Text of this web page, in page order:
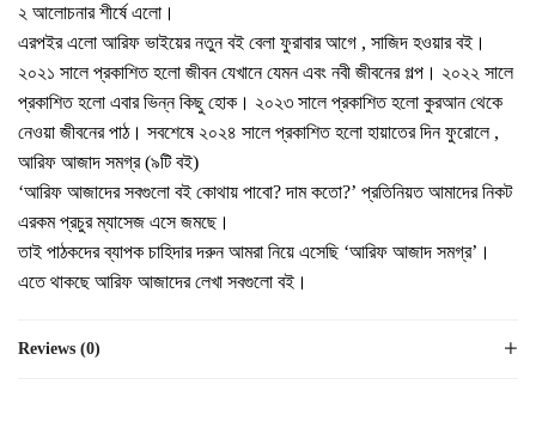
২ আলোচনার শীর্ষে এলো।
এরপইর এলো আরিফ ভাইয়ের নতুন বই বেলা ফুরাবার আগে , সাজিদ হওয়ার বই।
২০২১ সালে প্রকাশিত হলো জীবন যেখানে যেমন এবং নবী জীবনের গল্প। ২০২২ সালে
প্রকাশিত হলো এবার ভিন্ন কিছু হোক। ২০২৩ সালে প্রকাশিত হলো কুরআন থেকে
নেওয়া জীবনের পাঠ। সবশেষে ২০২৪ সালে প্রকাশিত হলো হায়াতের দিন ফুরোলে ,
আরিফ আজাদ সমগ্র (৯টি বই)
‘আরিফ আজাদের সবগুলো বই কোথায় পাবো? দাম কতো?’ প্রতিনিয়ত আমাদের নিকট
এরকম প্রচুর ম্যাসেজ এসে জমছে।
তাই পাঠকদের ব্যাপক চাহিদার দরুন আমরা নিয়ে এসেছি ‘আরিফ আজাদ সমগ্র’।
এতে থাকছে আরিফ আজাদের লেখা সবগুলো বই।
Reviews (0)